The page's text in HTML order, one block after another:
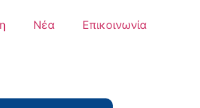
Νέα Επικοινωνία